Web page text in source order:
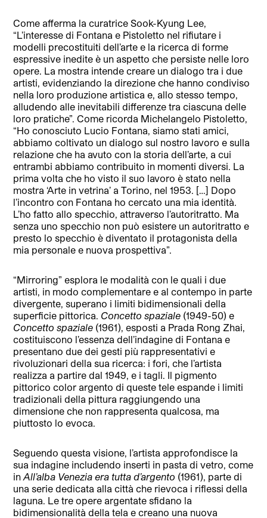
Come afferma la curatrice Sook-Kyung Lee,
“L’interesse di Fontana e Pistoletto nel rifiutare i
modelli precostituiti dell’arte e la ricerca di forme
espressive inedite è un aspetto che persiste nelle loro
opere. La mostra intende creare un dialogo tra i due
artisti, evidenziando la direzione che hanno condiviso
nella loro produzione artistica e, allo stesso tempo,
alludendo alle inevitabili differenze tra ciascuna delle
loro pratiche”. Come ricorda Michelangelo Pistoletto,
“Ho conosciuto Lucio Fontana, siamo stati amici,
abbiamo coltivato un dialogo sul nostro lavoro e sulla
relazione che ha avuto con la storia dell’arte, a cui
entrambi abbiamo contribuito in momenti diversi. La
prima volta che ho visto il suo lavoro è stato nella
mostra ‘Arte in vetrina’ a Torino, nel 1953. […] Dopo
l’incontro con Fontana ho cercato una mia identità.
L’ho fatto allo specchio, attraverso l’autoritratto. Ma
senza uno specchio non può esistere un autoritratto e
presto lo specchio è diventato il protagonista della
mia personale e nuova prospettiva”.
“Mirroring” esplora le modalità con le quali i due
artisti, in modo complementare e al contempo in parte
divergente, superano i limiti bidimensionali della
superficie pittorica. Concetto spaziale (1949-50) e
Concetto spaziale (1961), esposti a Prada Rong Zhai,
costituiscono l’essenza dell’indagine di Fontana e
presentano due dei gesti più rappresentativi e
rivoluzionari della sua ricerca: i fori, che l’artista
realizza a partire dal 1949, e i tagli. Il pigmento
pittorico color argento di queste tele espande i limiti
tradizionali della pittura raggiungendo una
dimensione che non rappresenta qualcosa, ma
piuttosto lo evoca.
Seguendo questa visione, l’artista approfondisce la
sua indagine includendo inserti in pasta di vetro, come
inAll’alba Venezia era tutta d’argento (1961), parte di
una serie dedicata alla città che rievoca i riflessi della
laguna. Le tre opere argentate sfidano la
bidimensionalità della tela e creano una nuova